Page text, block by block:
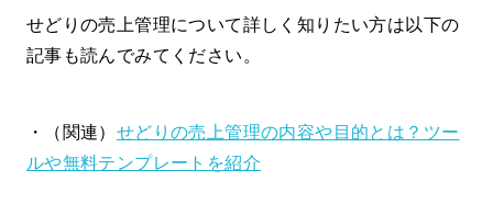
せどりの売上管理について詳しく知りたい方は以下の
記事も読んでみてください。
・（関連） せどりの売上管理の内容や目的とは？ツー
ルや無料テンプレートを紹介